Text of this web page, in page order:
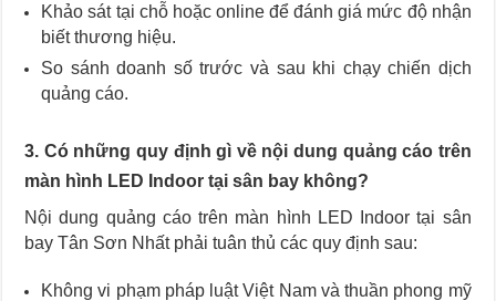
Khảo sát tại chỗ hoặc online để đánh giá mức độ nhận
biết thương hiệu.
So sánh doanh số trước và sau khi chạy chiến dịch
quảng cáo.
3. Có những quy định gì về nội dung quảng cáo trên
màn hình LED Indoor tại sân bay không?
Nội dung quảng cáo trên màn hình LED Indoor tại sân
bay Tân Sơn Nhất phải tuân thủ các quy định sau:
Không vi phạm pháp luật Việt Nam và thuần phong mỹ